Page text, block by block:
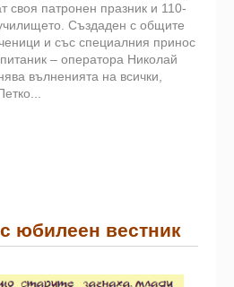
своя патронен празник и 110-
Създаден с общите
и със специалния принос
– оператора Николай
вълненията на всички,
юбилеен вестник